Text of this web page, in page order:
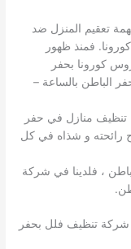
تعقيم المنزل ضد
فمنذ ظهور
كورونا بحفر
الباطن بالساعة –
تنظيف منازل في حفر
رائحته و شذاه في كل
، فلدينا في شركة
شركة تنظيف فلل بحفر